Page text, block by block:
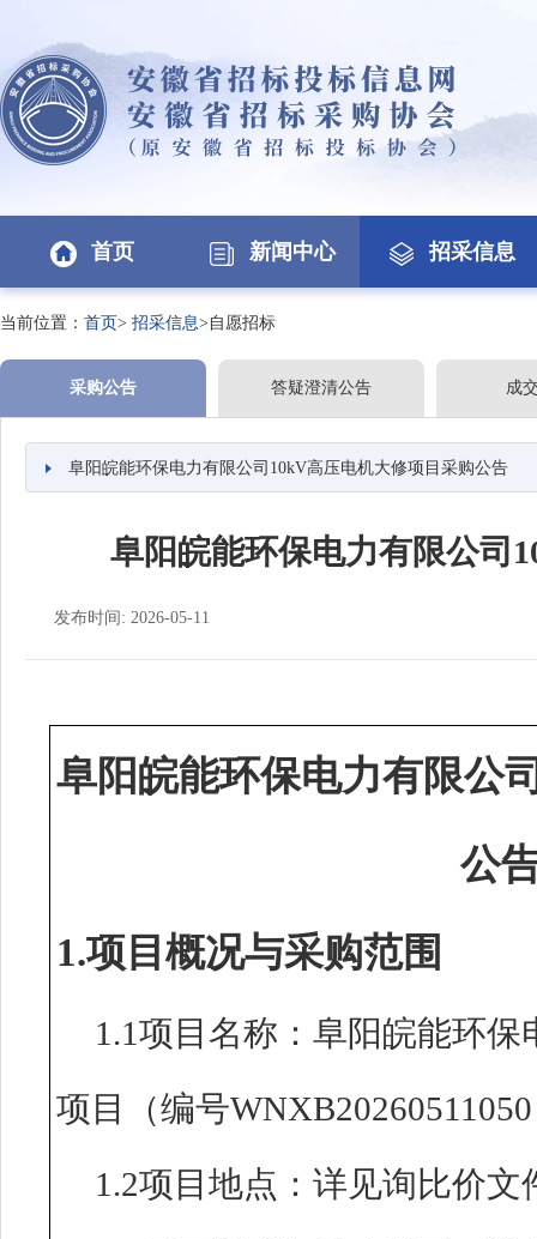
首页 新闻中心 招采信息
当前位置： 首页> 招采信息>自愿招标
采购公告 答疑澄清公告 成
阜阳皖能环保电力有限公司10kV高压电机大修项目采购公告
阜阳皖能环保电力有限公司
发布时间: 2026-05-11
阜阳皖能环保电力有限公
公
1.项目概况与采购范围
1.1项目名称：阜阳皖能环
项目（编号
1.2项目地点：详见询比价文